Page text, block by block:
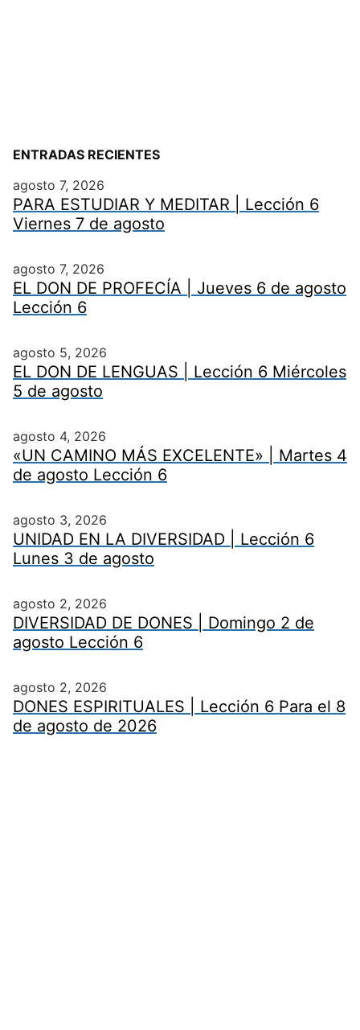
ENTRADAS RECIENTES
agosto 7, 2026
PARA ESTUDIAR Y MEDITAR | Lección 6
Viernes 7 de agosto
agosto 7, 2026
EL DON DE PROFECÍA | Jueves 6 de agosto
Lección 6
agosto 5, 2026
EL DON DE LENGUAS | Lección 6 Miércoles
5 de agosto
agosto 4, 2026
«UN CAMINO MÁS EXCELENTE» | Martes 4
de agosto Lección 6
agosto 3, 2026
UNIDAD EN LA DIVERSIDAD | Lección 6
Lunes 3 de agosto
agosto 2, 2026
DIVERSIDAD DE DONES | Domingo 2 de
agosto Lección 6
agosto 2, 2026
DONES ESPIRITUALES | Lección 6 Para el 8
de agosto de 2026